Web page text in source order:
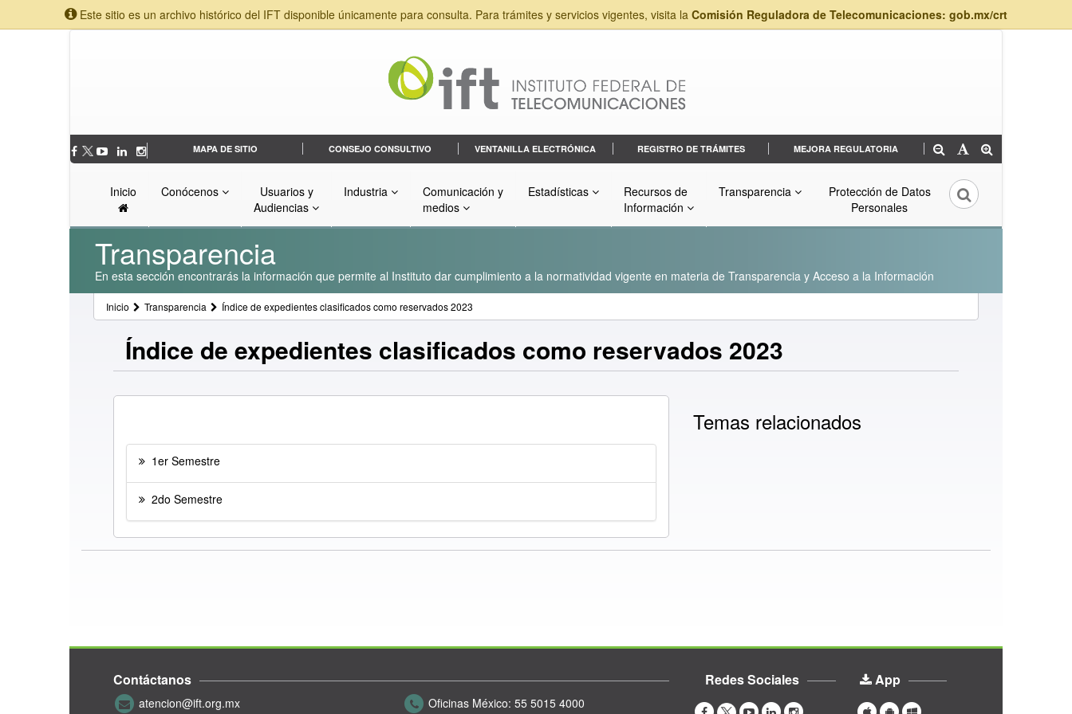
Este sitio es un archivo histórico del IFT disponible únicamente para consulta. Para trámites y servicios vigentes, visita la Comisión Reguladora de Telecomunicaciones: gob.mx/crt
MAPA DE SITIO CONSEJO CONSULTIVO VENTANILLA ELECTRÓNICA REGISTRO DE TRÁMITES MEJORA REGULATORIA
Inicio Conócenos
Usuarios y
Audiencias
Industria
Comunicación y
medios
Estadísticas
Recursos de
Información
Transparencia
Protección de Datos
Personales
Transparencia
En esta sección encontrarás la información que permite al Instituto dar cumplimiento a la normatividad vigente en materia de Transparencia y Acceso a la Información
Inicio Transparencia Índice de expedientes clasificados como reservados 2023
Índice de expedientes clasificados como reservados 2023
1er Semestre
2do Semestre
Temas relacionados
Contáctanos
atencion@ift.org.mx Oficinas México: 55 5015 4000
Redes Sociales App